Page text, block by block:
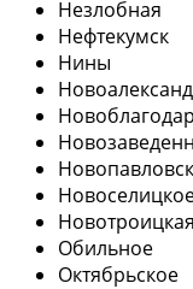
Незлобная
Нефтекумск
Нины
Новопавловск
Новотроицкая
Обильное
Октябрьское